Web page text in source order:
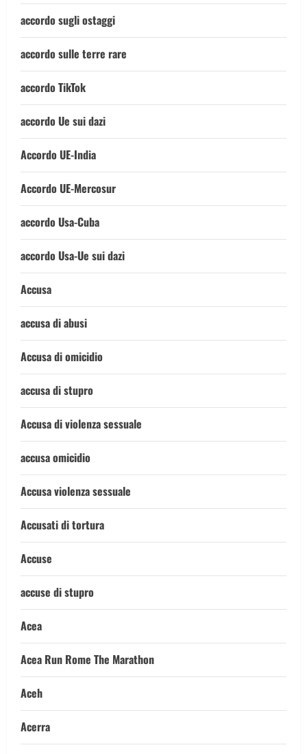
accordo sugli ostaggi
accordo sulle terre rare
accordo TikTok
accordo Ue sui dazi
Accordo UE-India
Accordo UE-Mercosur
accordo Usa-Cuba
accordo Usa-Ue sui dazi
Accusa
accusa di abusi
Accusa di omicidio
accusa di stupro
Accusa di violenza sessuale
accusa omicidio
Accusa violenza sessuale
Accusati di tortura
Accuse
accuse di stupro
Acea
Acea Run Rome The Marathon
Aceh
Acerra